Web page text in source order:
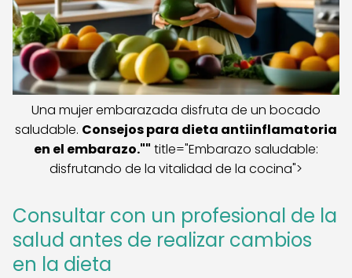
Una mujer embarazada disfruta de un bocado
saludable. Consejos para dieta antiinflamatoria
en el embarazo."" title="Embarazo saludable:
disfrutando de la vitalidad de la cocina">
Consultar con un profesional de la
salud antes de realizar cambios
en la dieta